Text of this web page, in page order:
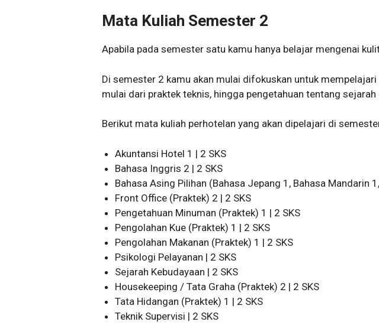
Mata Kuliah Semester 2
Apabila pada semester satu kamu hanya belajar mengenai
Di semester 2 kamu akan mulai difokuskan untuk mempelajari
mulai dari praktek teknis, hingga pengetahuan tentang sejarah
Berikut mata kuliah perhotelan yang akan dipelajari di
Akuntansi Hotel 1 | 2 SKS
Bahasa Inggris 2 | 2 SKS
Bahasa Asing Pilihan (Bahasa Jepang 1, Bahasa Mandarin
Front Office (Praktek) 2 | 2 SKS
Pengetahuan Minuman (Praktek) 1 | 2 SKS
Pengolahan Kue (Praktek) 1 | 2 SKS
Pengolahan Makanan (Praktek) 1 | 2 SKS
Psikologi Pelayanan | 2 SKS
Sejarah Kebudayaan | 2 SKS
Housekeeping / Tata Graha (Praktek) 2 | 2 SKS
Tata Hidangan (Praktek) 1 | 2 SKS
Teknik Supervisi | 2 SKS